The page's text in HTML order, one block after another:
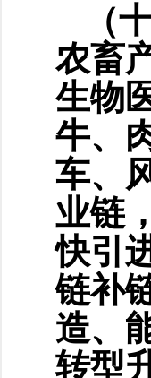
（
农畜
生物
牛、
车、
业链
快引
链补
造、
转型